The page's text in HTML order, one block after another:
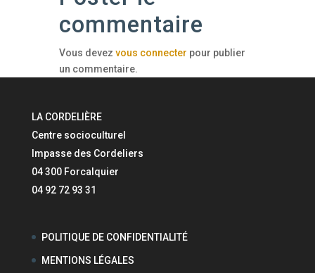
commentaire
Vous devez vous connecter pour publier
un commentaire.
LA CORDELIÈRE
Centre socioculturel
Impasse des Cordeliers
04 300 Forcalquier
04 92 72 93 31
POLITIQUE DE CONFIDENTIALITÉ
MENTIONS LÉGALES